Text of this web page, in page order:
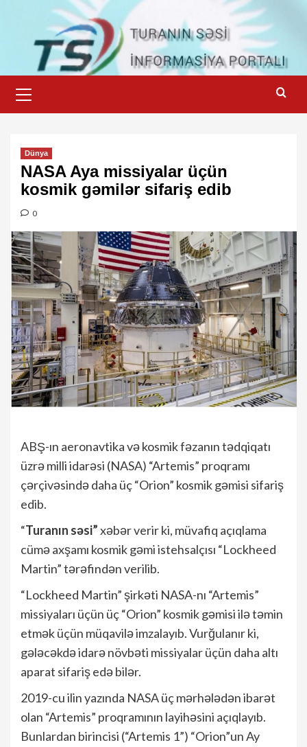
content
Menu
Dünya
NASA Aya missiyalar üçün
kosmik gəmilər sifariş edib
0
ABŞ-ın aeronavtika və kosmik fəzanın tədqiqatı
üzrə milli idarəsi (NASA) “Artemis” proqramı
çərçivəsində daha üç “Orion” kosmik gəmisi sifariş
edib.
“Turanın səsi”xəbər verir ki, müvafiq açıqlama
cümə axşamı kosmik gəmi istehsalçısı “Lockheed
Martin” tərəfindən verilib.
“Lockheed Martin” şirkəti NASA-nı “Artemis”
missiyaları üçün üç “Orion” kosmik gəmisi ilə təmin
etmək üçün müqavilə imzalayıb. Vurğulanır ki,
gələcəkdə idarə növbəti missiyalar üçün daha altı
aparat sifariş edə bilər.
2019-cu ilin yazında NASA üç mərhələdən ibarət
olan “Artemis” proqramının layihəsini açıqlayıb.
Bunlardan birincisi (“Artemis 1”) “Orion”un Ay